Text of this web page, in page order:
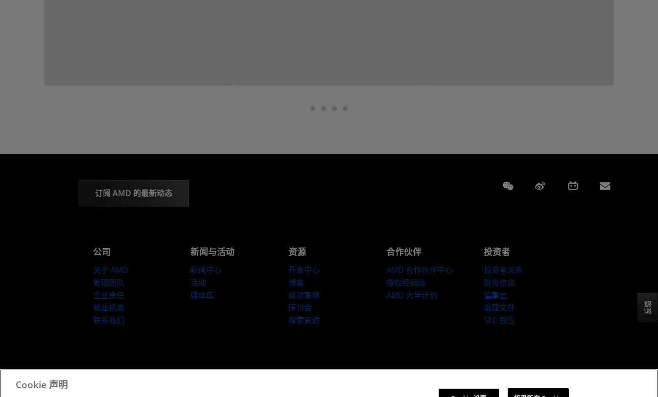
反馈
订阅 AMD 的最新动态
Weixin Weibo Bilibili
公司
关于 AMD
管理团队
企业责任
就业机会
联系我们
新闻与活动
新闻中心
活动
媒体库
资源
开发中心
博客
成功案例
研讨会
探索资源
合作伙伴
AMD 合作伙伴中心
授权经销商
AMD 大学计划
投资者
投资者关系
财务信息
董事会
治理文件
SEC 报告
Cookie 声明